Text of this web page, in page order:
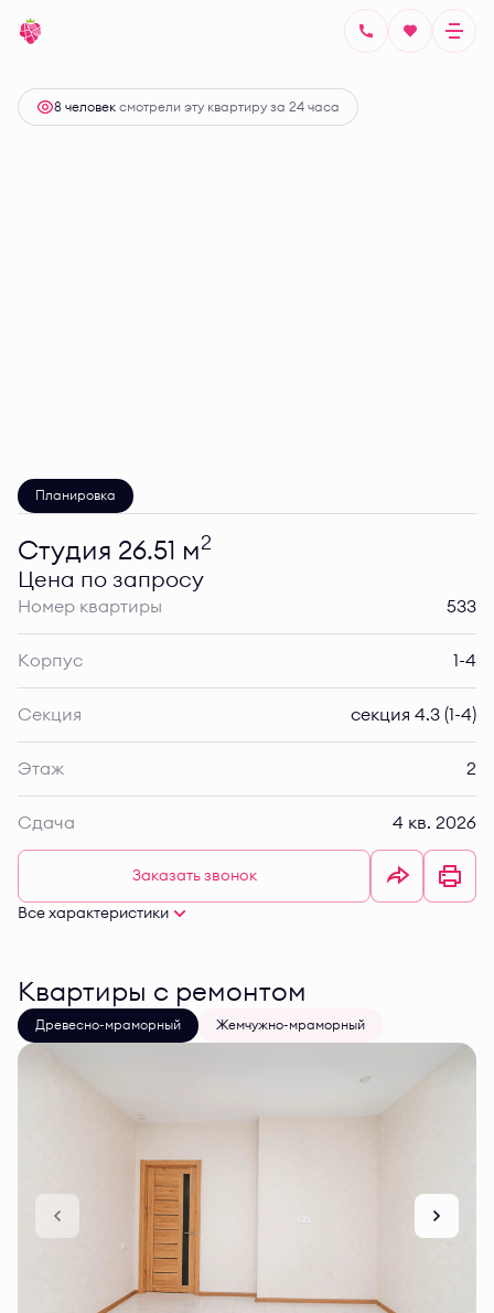
Студия Цена по запросу
8 человек смотрели эту квартиру за 24 часа
Планировка
Студия 26.51 м2
Цена по запросу
Номер квартиры 533
Корпус 1-4
Секция секция 4.3 (1-4)
Этаж 2
Сдача 4 кв. 2026
Заказать звонок
Все характеристики
Квартиры с ремонтом
Древесно-мраморный Жемчужно-мраморный